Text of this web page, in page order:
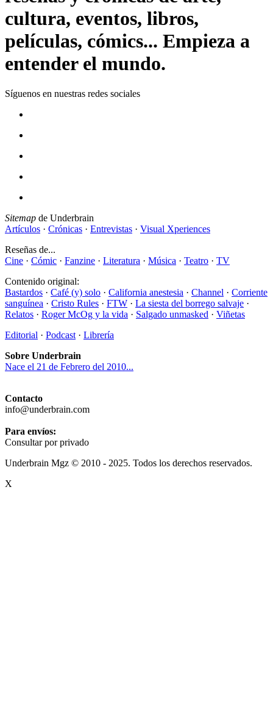
cultura, eventos, libros,
películas, cómics... Empieza a
entender el mundo.
Síguenos en nuestras redes sociales
Sitemap de Underbrain
Artículos · Crónicas · Entrevistas · Visual Xperiences
Reseñas de...
Cine · Cómic · Fanzine · Literatura · Música · Teatro · TV
Contenido original:
Bastardos · Café (y) solo · California anestesia · Channel · Corriente
sanguínea · Cristo Rules · FTW · La siesta del borrego salvaje ·
Relatos · Roger McOg y la vida · Salgado unmasked · Viñetas
Editorial · Podcast · Librería
Sobre Underbrain
Nace el 21 de Febrero del 2010...
Contacto
info@underbrain.com
Para envíos:
Consultar por privado
Underbrain Mgz © 2010 - 2025. Todos los derechos reservados.
X